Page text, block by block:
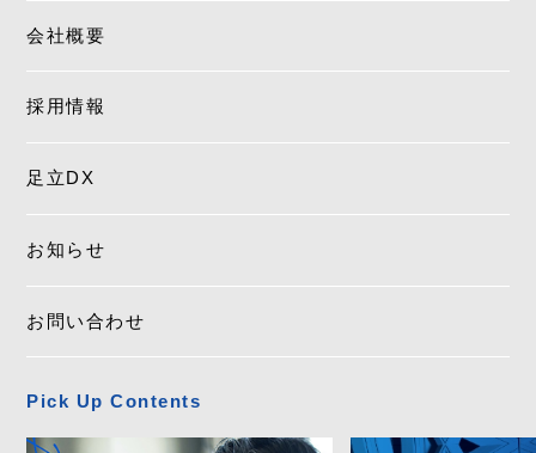
会社概要
採用情報
足立DX
お知らせ
お問い合わせ
Pick Up Contents